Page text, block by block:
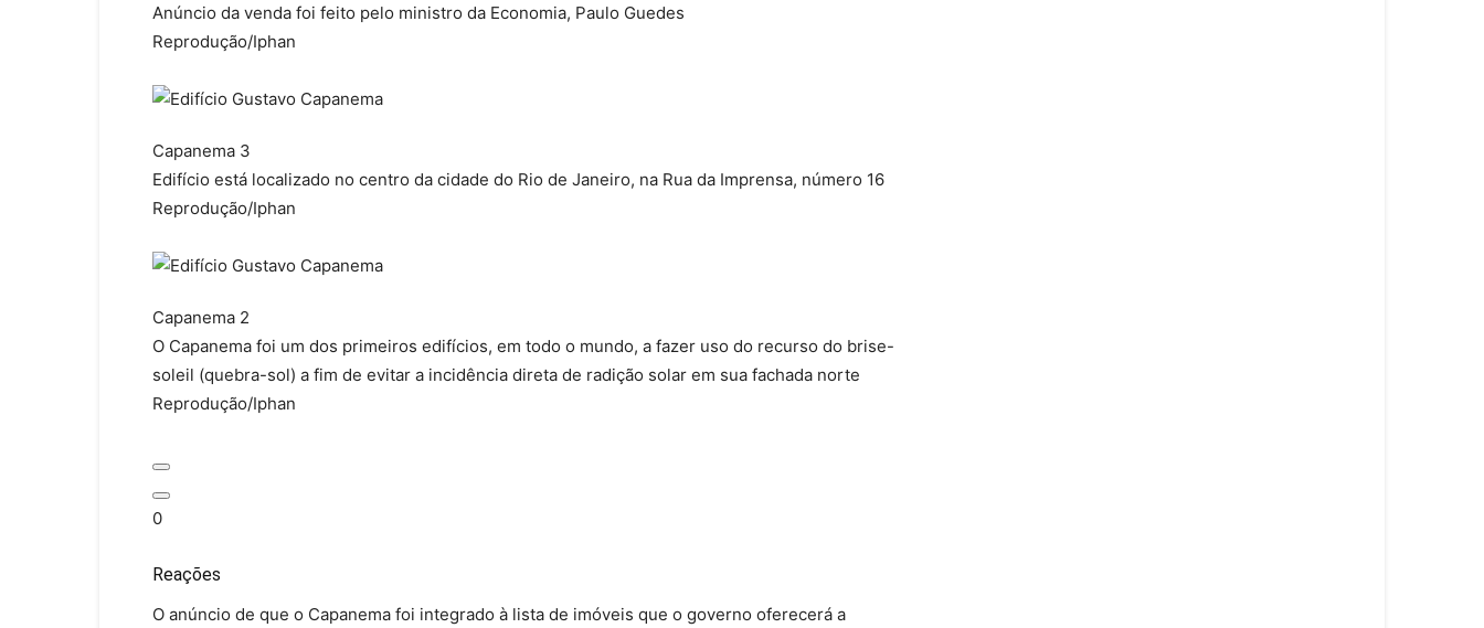
Anúncio da venda foi feito pelo ministro da Economia, Paulo Guedes
Reprodução/Iphan
Capanema 3
Edifício está localizado no centro da cidade do Rio de Janeiro, na Rua da Imprensa, número 16
Reprodução/Iphan
Capanema 2
O Capanema foi um dos primeiros edifícios, em todo o mundo, a fazer uso do recurso do brise-
soleil (quebra-sol) a fim de evitar a incidência direta de radição solar em sua fachada norte
Reprodução/Iphan
0
Reações
O anúncio de que o Capanema foi integrado à lista de imóveis que o governo oferecerá a